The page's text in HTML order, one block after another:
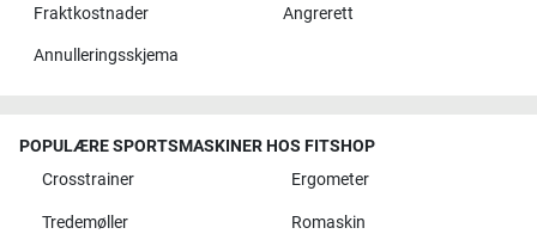
Fraktkostnader Angrerett
Annulleringsskjema
POPULÆRE SPORTSMASKINER HOS FITSHOP
Crosstrainer
Ergometer
Tredemøller Romaskin